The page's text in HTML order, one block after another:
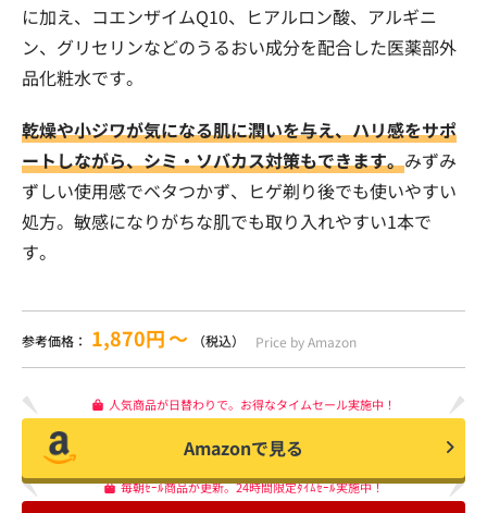
に加え、コエンザイムQ10、ヒアルロン酸、アルギニ
ン、グリセリンなどのうるおい成分を配合した医薬部外
品化粧水です。
乾燥や小ジワが気になる肌に潤いを与え、ハリ感をサポ
ートしながら、シミ・ソバカス対策もできます。みずみ
ずしい使用感でベタつかず、ヒゲ剃り後でも使いやすい
処方。敏感になりがちな肌でも取り入れやすい1本で
す。
参考価格： 1,870円〜 （税込） Price by Amazon
人気商品が日替わりで。お得なタイムセール実施中！
Amazonで見る
毎朝ｾｰﾙ商品が更新。24時間限定ﾀｲﾑｾｰﾙ実施中！